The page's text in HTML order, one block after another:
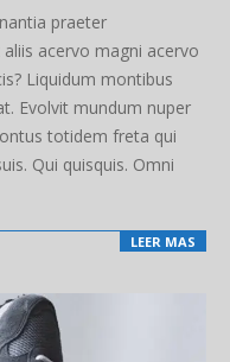
praeter
acervo magni acervo
Liquidum montibus
Evolvit mundum nuper
totidem freta qui
Qui quisquis. Omni
LEER MAS